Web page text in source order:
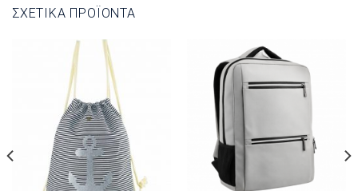
ΣΧΕΤΙΚΆ ΠΡΟΪΌΝΤΑ